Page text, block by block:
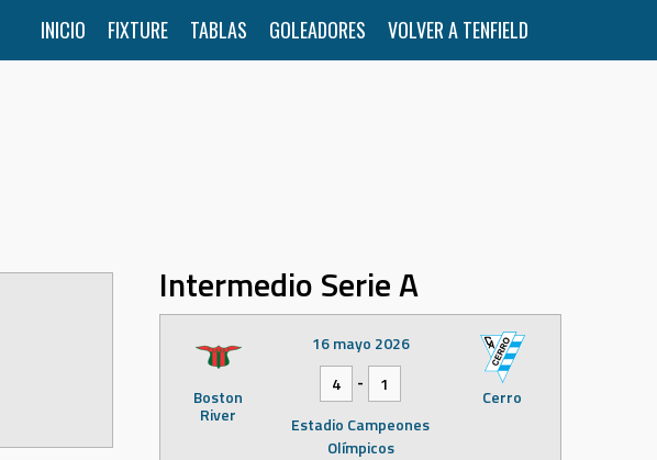
INICIO FIXTURE TABLAS GOLEADORES VOLVER A TENFIELD
Intermedio Serie A
Boston
River
Cerro
16 mayo 2026
4
-
1
Estadio Campeones
Olímpicos